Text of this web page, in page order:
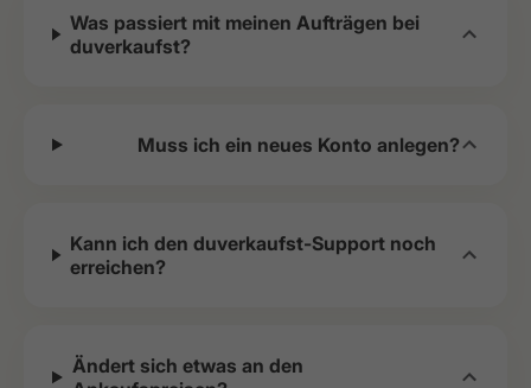
Was passiert mit meinen Aufträgen bei
duverkaufst?
Muss ich ein neues Konto anlegen?
Kann ich den duverkaufst-Support noch
erreichen?
Ändert sich etwas an den